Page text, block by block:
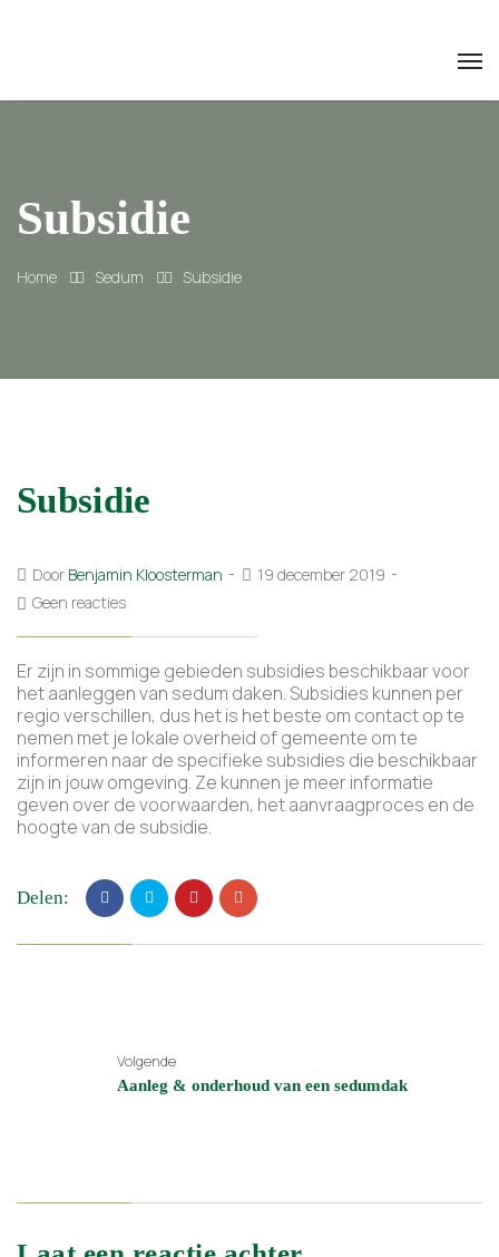
Subsidie
Home Sedum Subsidie
Subsidie
Door Benjamin Kloosterman
19 december 2019
Geen reacties
Er zijn in sommige gebieden subsidies beschikbaar voor
het aanleggen van sedum daken. Subsidies kunnen per
regio verschillen, dus het is het beste om contact op te
nemen met je lokale overheid of gemeente om te
informeren naar de specifieke subsidies die beschikbaar
zijn in jouw omgeving. Ze kunnen je meer informatie
geven over de voorwaarden, het aanvraagproces en de
hoogte van de subsidie.
Delen:
Volgende
Aanleg & onderhoud van een sedumdak